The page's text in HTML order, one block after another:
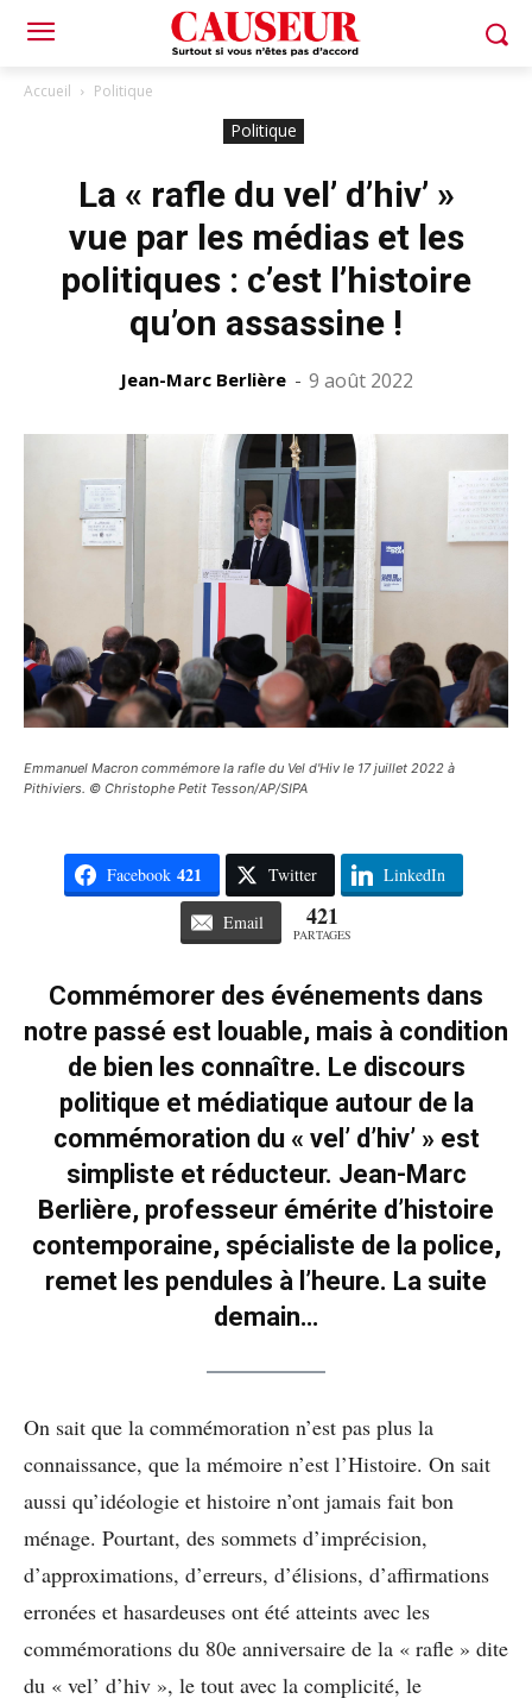
Accueil Politique
Politique
La « rafle du vel’ d’hiv’ »
vue par les médias et les
politiques : c’est l’histoire
qu’on assassine !
Jean-Marc Berlière - 9 août 2022
Emmanuel Macron commémore la rafle du Vel d'Hiv le 17 juillet 2022 à
Pithiviers. © Christophe Petit Tesson/AP/SIPA
Facebook 421 Twitter LinkedIn
Email 421
PARTAGES
Commémorer des événements dans
notre passé est louable, mais à condition
de bien les connaître. Le discours
politique et médiatique autour de la
commémoration du « vel’ d’hiv’ » est
simpliste et réducteur. Jean-Marc
Berlière, professeur émérite d’histoire
contemporaine, spécialiste de la police,
remet les pendules à l’heure. La suite
demain…
On sait que la commémoration n’est pas plus la
connaissance, que la mémoire n’est l’Histoire. On sait
aussi qu’idéologie et histoire n’ont jamais fait bon
ménage. Pourtant, des sommets d’imprécision,
d’approximations, d’erreurs, d’élisions, d’affirmations
erronées et hasardeuses ont été atteints avec les
commémorations du 80e anniversaire de la « rafle » dite
du « vel’ d’hiv », le tout avec la complicité, le